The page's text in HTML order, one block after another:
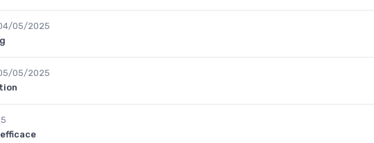
05/2025
05/2025